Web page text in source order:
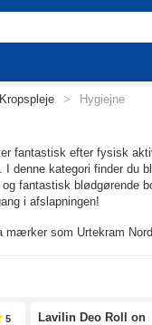
Kropspleje > Hygiejne
fantastisk efter fysisk
denne kategori finder du
fantastisk
i afslapningen!
mærker som Urtekram
5
Lavilin Deo Roll on